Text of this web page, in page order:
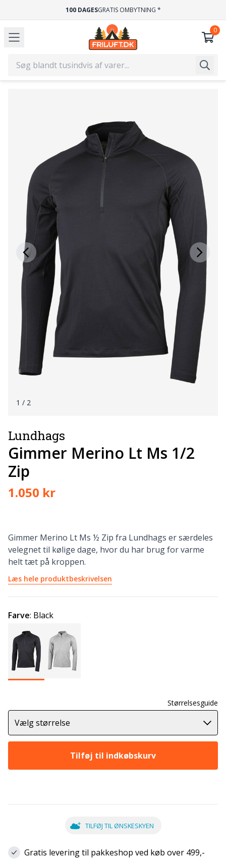
100 DAGESGRATIS OMBYTNING *
1 / 2
Lundhags
Gimmer Merino Lt Ms 1/2
Zip
1.050 kr
Gimmer Merino Lt Ms ½ Zip fra Lundhags er særdeles
velegnet til kølige dage, hvor du har brug for varme
helt tæt på kroppen.
Læs hele produktbeskrivelsen
Farve: Black
Størrelsesguide
Vælg størrelse
Tilføj til indkøbskurv
TILFØJ TIL ØNSKESKYEN
Gratis levering til pakkeshop ved køb over 499,-